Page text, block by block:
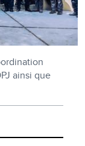
ainsi que